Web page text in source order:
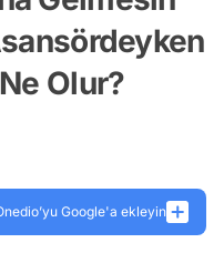
Olur?
Google'a ekleyin